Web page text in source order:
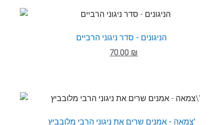
הניגונים - סדר ניגוני הרביים
70.00 ₪
צמאה - אמנים שרים את ניגוני הרבי מלובביץ'